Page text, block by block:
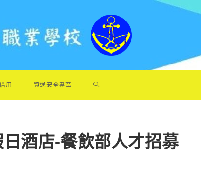
用 資通安全專區
日酒店-餐飲部人才招募